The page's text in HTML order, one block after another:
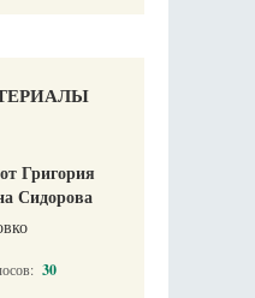
Григория
Сидорова
30